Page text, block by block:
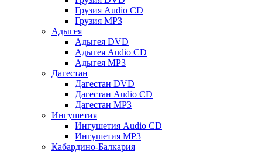
Грузия Audio CD
Грузия MP3
Адыгея
Адыгея DVD
Адыгея Audio CD
Адыгея MP3
Дагестан
Дагестан DVD
Дагестан Audio CD
Дагестан MP3
Ингушетия
Ингушетия Audio CD
Ингушетия MP3
Кабардино-Балкария